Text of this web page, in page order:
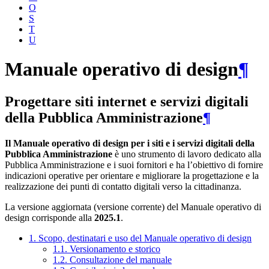
O
S
T
U
Manuale operativo di design¶
Progettare siti internet e servizi digitali
della Pubblica Amministrazione¶
Il Manuale operativo di design per i siti e i servizi digitali della
Pubblica Amministrazione è uno strumento di lavoro dedicato alla
Pubblica Amministrazione e i suoi fornitori e ha l’obiettivo di fornire
indicazioni operative per orientare e migliorare la progettazione e la
realizzazione dei punti di contatto digitali verso la cittadinanza.
La versione aggiornata (versione corrente) del Manuale operativo di
design corrisponde alla 2025.1.
1. Scopo, destinatari e uso del Manuale operativo di design
1.1. Versionamento e storico
1.2. Consultazione del manuale